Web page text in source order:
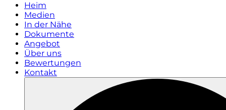
Heim
Medien
In der Nähe
Dokumente
Angebot
Über uns
Bewertungen
Kontakt